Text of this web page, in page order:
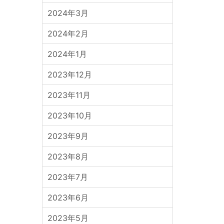
2024年3月
2024年2月
2024年1月
2023年12月
2023年11月
2023年10月
2023年9月
2023年8月
2023年7月
2023年6月
2023年5月